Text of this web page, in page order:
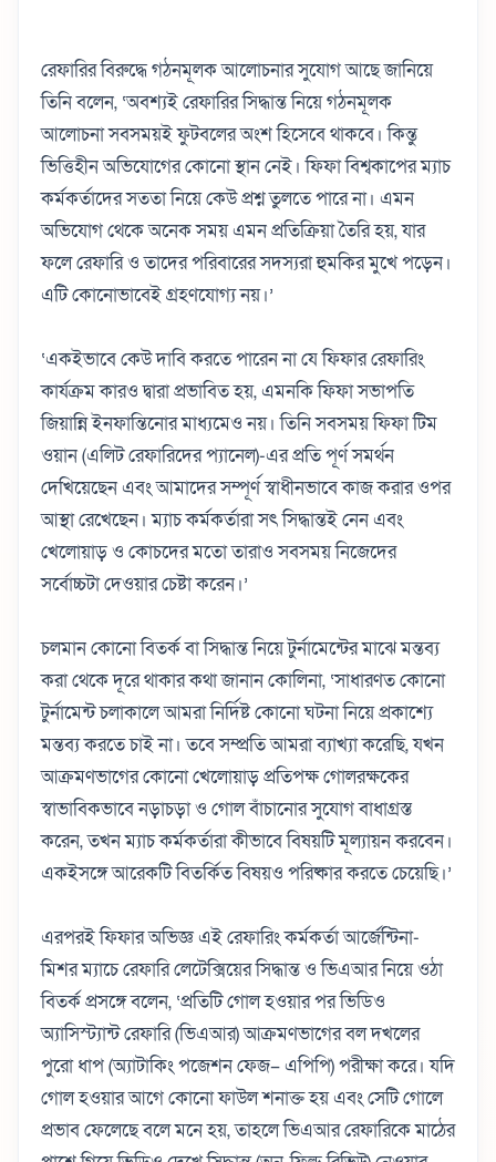
রেফারির বিরুদ্ধে গঠনমূলক আলোচনার সুযোগ আছে জানিয়ে
তিনি বলেন, ‘অবশ্যই রেফারির সিদ্ধান্ত নিয়ে গঠনমূলক
আলোচনা সবসময়ই ফুটবলের অংশ হিসেবে থাকবে। কিন্তু
ভিত্তিহীন অভিযোগের কোনো স্থান নেই। ফিফা বিশ্বকাপের ম্যাচ
কর্মকর্তাদের সততা নিয়ে কেউ প্রশ্ন তুলতে পারে না। এমন
অভিযোগ থেকে অনেক সময় এমন প্রতিক্রিয়া তৈরি হয়, যার
ফলে রেফারি ও তাদের পরিবারের সদস্যরা হুমকির মুখে পড়েন।
এটি কোনোভাবেই গ্রহণযোগ্য নয়।’
‘একইভাবে কেউ দাবি করতে পারেন না যে ফিফার রেফারিং
কার্যক্রম কারও দ্বারা প্রভাবিত হয়, এমনকি ফিফা সভাপতি
জিয়ান্নি ইনফান্তিনোর মাধ্যমেও নয়। তিনি সবসময় ফিফা টিম
ওয়ান (এলিট রেফারিদের প্যানেল)-এর প্রতি পূর্ণ সমর্থন
দেখিয়েছেন এবং আমাদের সম্পূর্ণ স্বাধীনভাবে কাজ করার ওপর
আস্থা রেখেছেন। ম্যাচ কর্মকর্তারা সৎ সিদ্ধান্তই নেন এবং
খেলোয়াড় ও কোচদের মতো তারাও সবসময় নিজেদের
সর্বোচ্চটা দেওয়ার চেষ্টা করেন।’
চলমান কোনো বিতর্ক বা সিদ্ধান্ত নিয়ে টুর্নামেন্টের মাঝে মন্তব্য
করা থেকে দূরে থাকার কথা জানান কোলিনা, ‘সাধারণত কোনো
টুর্নামেন্ট চলাকালে আমরা নির্দিষ্ট কোনো ঘটনা নিয়ে প্রকাশ্যে
মন্তব্য করতে চাই না। তবে সম্প্রতি আমরা ব্যাখ্যা করেছি, যখন
আক্রমণভাগের কোনো খেলোয়াড় প্রতিপক্ষ গোলরক্ষকের
স্বাভাবিকভাবে নড়াচড়া ও গোল বাঁচানোর সুযোগ বাধাগ্রস্ত
করেন, তখন ম্যাচ কর্মকর্তারা কীভাবে বিষয়টি মূল্যায়ন করবেন।
একইসঙ্গে আরেকটি বিতর্কিত বিষয়ও পরিষ্কার করতে চেয়েছি।’
এরপরই ফিফার অভিজ্ঞ এই রেফারিং কর্মকর্তা আর্জেন্টিনা-
মিশর ম্যাচে রেফারি লেটেক্সিয়ের সিদ্ধান্ত ও ভিএআর নিয়ে ওঠা
বিতর্ক প্রসঙ্গে বলেন, ‘প্রতিটি গোল হওয়ার পর ভিডিও
অ্যাসিস্ট্যান্ট রেফারি (ভিএআর) আক্রমণভাগের বল দখলের
পুরো ধাপ (অ্যাটাকিং পজেশন ফেজ– এপিপি) পরীক্ষা করে। যদি
গোল হওয়ার আগে কোনো ফাউল শনাক্ত হয় এবং সেটি গোলে
প্রভাব ফেলেছে বলে মনে হয়, তাহলে ভিএআর রেফারিকে মাঠের